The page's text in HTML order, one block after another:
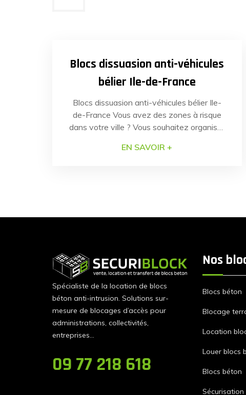
Blocs dissuasion anti-véhicules
bélier Ile-de-France
Blocs dissuasion anti-véhicules bélier Ile-
de-France Vous avez des zones à risque
dans votre ville ? Vous souhaitez organiser
en sécurité vos concitoyens grâce au
EN SAVOIR +
Spécialiste de la location de blocs
béton anti-intrusion. Solutions sur-
mesure de blocages d’accès pour
administrations, collectivités,
entreprises…
09 77 218 618
Nos
Blocs béton
Blocage
Location
Louer blocs
Blocs béton